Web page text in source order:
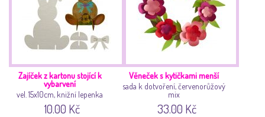
Zajíček z kartonu stojící k
vybarvení
vel. 15x10cm, knižní lepenka
10.00 Kč
Věneček s kytičkami menší
sada k dotvoření, červenorůžový
mix
33.00 Kč